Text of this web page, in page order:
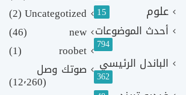
علوم 15
أحدث الموضوعات
794
الباندل الرئيسي
362
Uncategotized
(2)
new
(46)
roobet
(1)
صوتك وصل
(12٬260)